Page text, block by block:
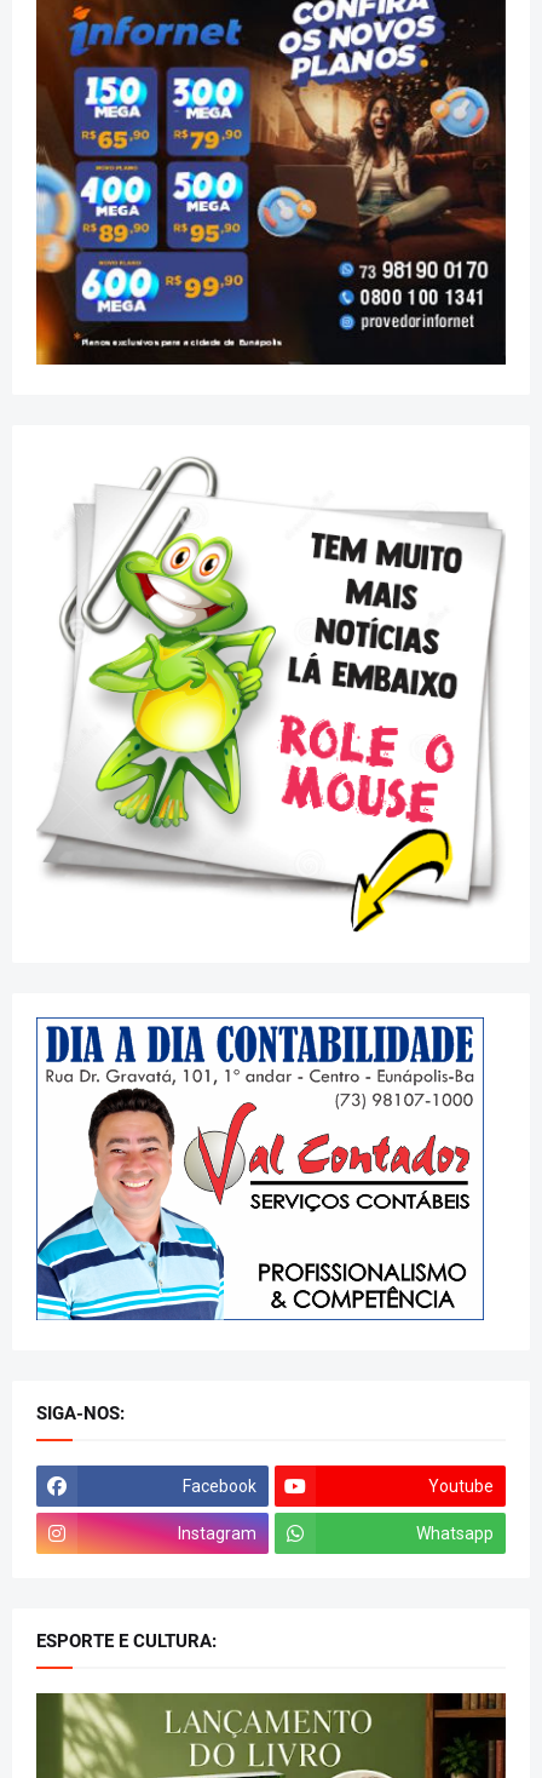
SIGA-NOS:
Facebook Youtube
Instagram Whatsapp
ESPORTE E CULTURA: